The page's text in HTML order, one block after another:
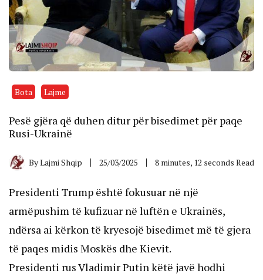
Bota Lajme
Pesë gjëra që duhen ditur për bisedimet për paqe
Rusi-Ukrainë
ByLajmi Shqip 25/03/2025 8 minutes, 12 seconds Read
Presidenti Trump është fokusuar në një
armëpushim të kufizuar në luftën e Ukrainës,
ndërsa ai kërkon të kryesojë bisedimet më të gjera
të paqes midis Moskës dhe Kievit.
Presidenti rus Vladimir Putin këtë javë hodhi